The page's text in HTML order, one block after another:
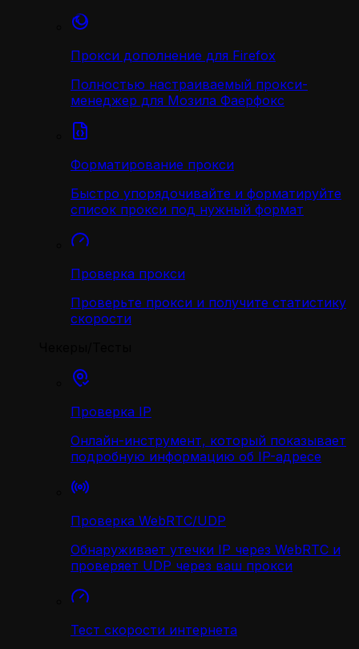
Прокси дополнение для Firefox
Полностью настраиваемый прокси-
менеджер для Мозила Фаерфокс
Форматирование прокси
Быстро упорядочивайте и форматируйте
список прокси под нужный формат
Проверка прокси
Проверьте прокси и получите статистику
скорости
Проверка IP
Онлайн-инструмент, который показывает
подробную информацию об IP-адресе
Проверка WebRTC/UDP
Обнаруживает утечки IP через WebRTC и
проверяет UDP через ваш прокси
Тест скорости интернета